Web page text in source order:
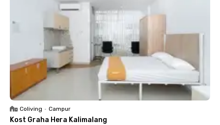
Coliving • Campur
Kost Graha Hera Kalimalang